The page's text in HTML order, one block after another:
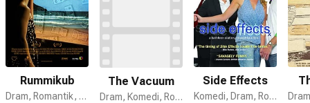
Rummikub
Dram, Romantik, Komedi
The Vacuum
Dram, Komedi, Romantik
Side Effects
Komedi, Dram, Romantik